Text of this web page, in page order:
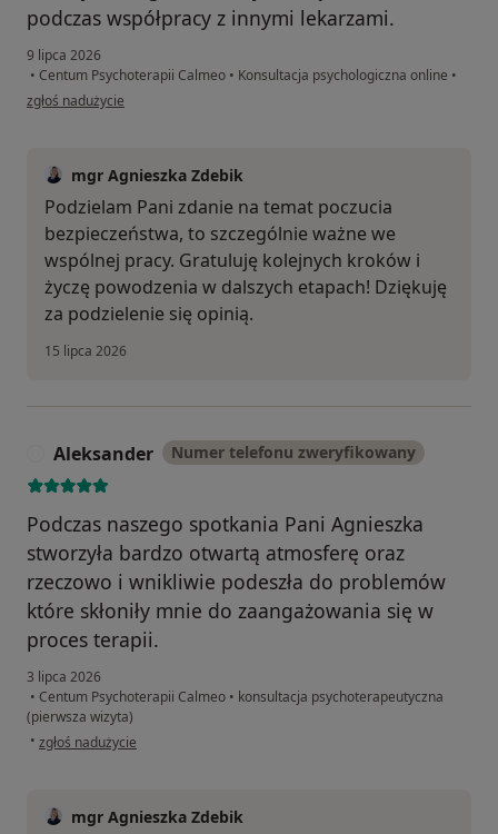
podczas współpracy z innymi lekarzami.
9 lipca 2026
• Centum Psychoterapii Calmeo • Konsultacja psychologiczna online •
w opinii użytkownika Pacjentka
zgłoś nadużycie
mgr Agnieszka Zdebik
Podzielam Pani zdanie na temat poczucia
bezpieczeństwa, to szczególnie ważne we
wspólnej pracy. Gratuluję kolejnych kroków i
życzę powodzenia w dalszych etapach! Dziękuję
za podzielenie się opinią.
15 lipca 2026
Aleksander Numer telefonu zweryfikowany
Podczas naszego spotkania Pani Agnieszka
stworzyła bardzo otwartą atmosferę oraz
rzeczowo i wnikliwie podeszła do problemów
które skłoniły mnie do zaangażowania się w
proces terapii.
3 lipca 2026
• Centum Psychoterapii Calmeo • konsultacja psychoterapeutyczna
(pierwsza wizyta)
• w opinii użytkownika Aleksander
zgłoś nadużycie
mgr Agnieszka Zdebik